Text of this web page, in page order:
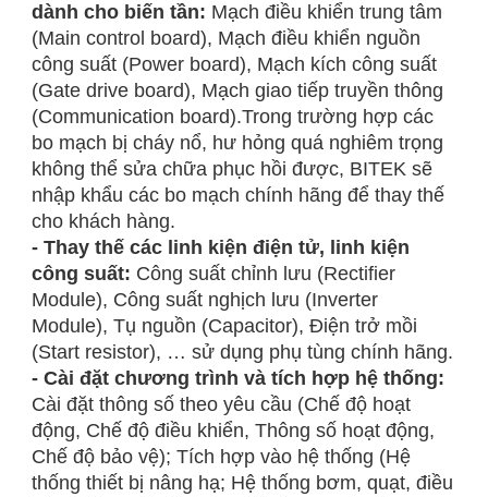
dành cho biến tần: Mạch điều khiển trung tâm
(Main control board), Mạch điều khiển nguồn
công suất (Power board), Mạch kích công suất
(Gate drive board), Mạch giao tiếp truyền thông
(Communication board).Trong trường hợp các
bo mạch bị cháy nổ, hư hỏng quá nghiêm trọng
không thể sửa chữa phục hồi được, BITEK sẽ
nhập khẩu các bo mạch chính hãng để thay thế
cho khách hàng.
- Thay thế các linh kiện điện tử, linh kiện
công suất: Công suất chỉnh lưu (Rectifier
Module), Công suất nghịch lưu (Inverter
Module), Tụ nguồn (Capacitor), Điện trở mồi
(Start resistor), … sử dụng phụ tùng chính hãng.
- Cài đặt chương trình và tích hợp hệ thống:
Cài đặt thông số theo yêu cầu (Chế độ hoạt
động, Chế độ điều khiển, Thông số hoạt động,
Chế độ bảo vệ); Tích hợp vào hệ thống (Hệ
thống thiết bị nâng hạ; Hệ thống bơm, quạt, điều